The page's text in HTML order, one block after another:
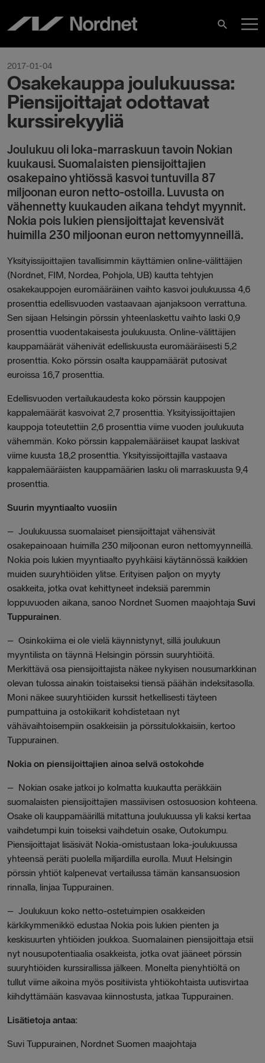
content
Search
2017-01-04
Osakekauppa joulukuussa:
Piensijoittajat odottavat
kurssirekyyliä
Joulukuu oli loka-marraskuun tavoin Nokian
kuukausi. Suomalaisten piensijoittajien
osakepaino yhtiössä kasvoi tuntuvilla 87
miljoonan euron netto-ostoilla. Luvusta on
vähennetty kuukauden aikana tehdyt myynnit.
Nokia pois lukien piensijoittajat kevensivät
huimilla 230 miljoonan euron nettomyynneillä.
Yksityissijoittajien tavallisimmin käyttämien online-välittäjien
(Nordnet, FIM, Nordea, Pohjola, UB) kautta tehtyjen
osakekauppojen euromääräinen vaihto kasvoi joulukuussa 4,6
prosenttia edellisvuoden vastaavaan ajanjaksoon verrattuna.
Sen sijaan Helsingin pörssin yhteenlaskettu vaihto laski 0,9
prosenttia vuodentakaisesta joulukuusta. Online-välittäjien
kauppamäärät vähenivät edelliskuusta euromääräisesti 5,2
prosenttia. Koko pörssin osalta kauppamäärät putosivat
euroissa 16,7 prosenttia.
Edellisvuoden vertailukaudesta koko pörssin kauppojen
kappalemäärät kasvoivat 2,7 prosenttia. Yksityissijoittajien
kauppoja toteutettiin 2,6 prosenttia viime vuoden joulukuuta
vähemmän. Koko pörssin kappalemääräiset kaupat laskivat
viime kuusta 18,2 prosenttia. Yksityissijoittajilla vastaava
kappalemääräisten kauppamäärien lasku oli marraskuusta 9,4
prosenttia.
Suurin myyntiaalto vuosiin
– Joulukuussa suomalaiset piensijoittajat vähensivät
osakepainoaan huimilla 230 miljoonan euron nettomyynneillä.
Nokia pois lukien myyntiaalto pyyhkäisi käytännössä kaikkien
muiden suuryhtiöiden ylitse. Erityisen paljon on myyty
osakkeita, jotka ovat kehittyneet indeksiä paremmin
loppuvuoden aikana, sanoo Nordnet Suomen maajohtaja Suvi
Tuppurainen.
– Osinkokiima ei ole vielä käynnistynyt, sillä joulukuun
myyntilista on täynnä Helsingin pörssin suuryhtiöitä.
Merkittävä osa piensijoittajista näkee nykyisen nousumarkkinan
olevan tulossa ainakin toistaiseksi tiensä päähän indeksitasolla.
Moni näkee suuryhtiöiden kurssit hetkellisesti täyteen
pumpattuina ja ostokiikarit kohdistetaan nyt
vähävaihtoisempiin osakkeisiin ja pörssitulokkaisiin, kertoo
Tuppurainen.
Nokia on piensijoittajien ainoa selvä ostokohde
– Nokian osake jatkoi jo kolmatta kuukautta peräkkäin
suomalaisten piensijoittajien massiivisen ostosuosion kohteena.
Osake oli kauppamäärillä mitattuna joulukuussa yli kaksi kertaa
vaihdetumpi kuin toiseksi vaihdetuin osake, Outokumpu.
Piensijoittajat lisäsivät Nokia-omistustaan loka-joulukuussa
yhteensä peräti puolella miljardilla eurolla. Muut Helsingin
pörssin yhtiöt kalpenevat vertailussa tämän kansansuosion
rinnalla, linjaa Tuppurainen.
– Joulukuun koko netto-ostetuimpien osakkeiden
kärkikymmenikkö edustaa Nokia pois lukien pienten ja
keskisuurten yhtiöiden joukkoa. Suomalainen piensijoittaja etsii
nyt nousupotentiaalia osakkeista, jotka ovat jääneet pörssin
suuryhtiöiden kurssirallissa jälkeen. Monelta pienyhtiöltä on
tullut viime aikoina myös positiivista yhtiökohtaista uutisvirtaa
kiihdyttämään kasvavaa kiinnostusta, jatkaa Tuppurainen.
Lisätietoja antaa:
Suvi Tuppurainen, Nordnet Suomen maajohtaja